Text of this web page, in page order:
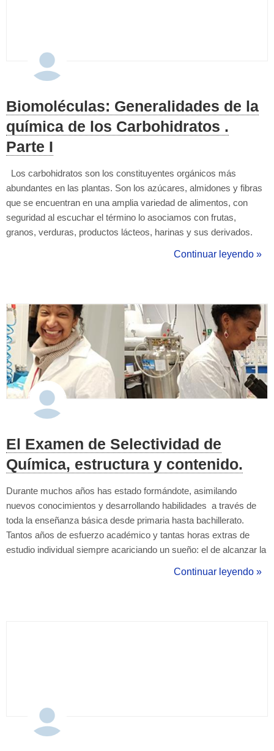
Biomoléculas: Generalidades de la
química de los Carbohidratos .
Parte I
Los carbohidratos son los constituyentes orgánicos más
abundantes en las plantas. Son los azúcares, almidones y fibras
que se encuentran en una amplia variedad de alimentos, con
seguridad al escuchar el término lo asociamos con frutas,
granos, verduras, productos lácteos, harinas y sus derivados.
integrantes importantes de los tejidos de soporte en plantas y
Continuar leyendo »
El Examen de Selectividad de
Química, estructura y contenido.
Durante muchos años has estado formándote, asimilando
nuevos conocimientos y desarrollando habilidades a través de
toda la enseñanza básica desde primaria hasta bachillerato.
Tantos años de esfuerzo académico y tantas horas extras de
estudio individual siempre acariciando un sueño: el de alcanzar la
Continuar leyendo »